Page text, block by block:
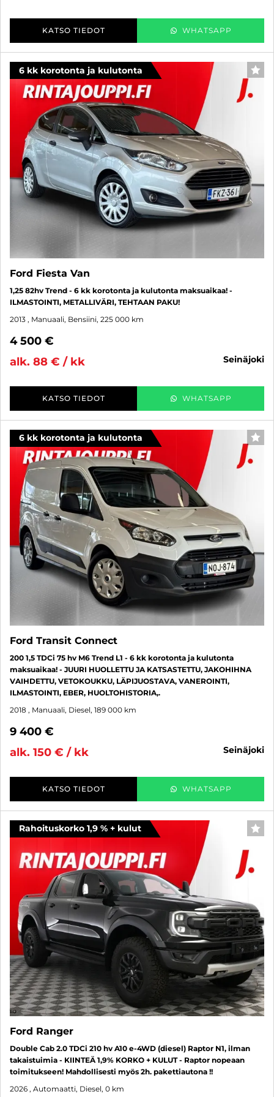
KATSO TIEDOT WHATSAPP
6 kk korotonta ja kulutonta
Ford Fiesta Van
1,25 82hv Trend - 6 kk korotonta ja kulutonta maksuaikaa! -
ILMASTOINTI, METALLIVÄRI, TEHTAAN PAKU!
2013 , Manuaali, Bensiini, 225 000 km
4 500 €
alk. 88 € / kk
seinäjoki
KATSO TIEDOT WHATSAPP
6 kk korotonta ja kulutonta
Ford Transit Connect
200 1,5 TDCi 75 hv M6 Trend L1 - 6 kk korotonta ja kulutonta
maksuaikaa! - JUURI HUOLLETTU JA KATSASTETTU, JAKOHIHNA
VAIHDETTU, VETOKOUKKU, LÄPIJUOSTAVA, VANEROINTI,
ILMASTOINTI, EBER, HUOLTOHISTORIA,.
2018 , Manuaali, Diesel, 189 000 km
9 400 €
alk. 150 € / kk
seinäjoki
KATSO TIEDOT WHATSAPP
Rahoituskorko 1,9 % + kulut
Ford Ranger
Double Cab 2.0 TDCi 210 hv A10 e-4WD (diesel) Raptor N1, ilman
takaistuimia - KIINTEÄ 1,9% KORKO + KULUT - Raptor nopeaan
toimitukseen! Mahdollisesti myös 2h. pakettiautona !!
2026 , Automaatti, Diesel, 0 km